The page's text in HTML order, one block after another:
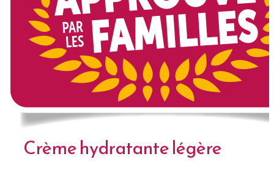
Crème hydratante légère